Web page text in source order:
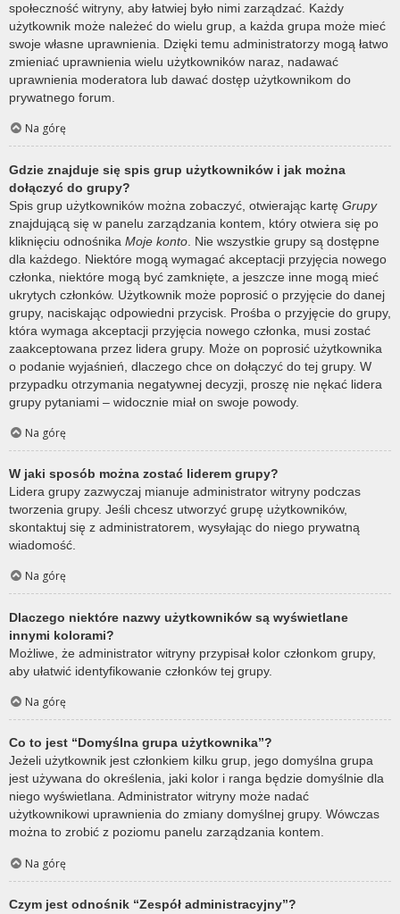
społeczność witryny, aby łatwiej było nimi zarządzać. Każdy
użytkownik może należeć do wielu grup, a każda grupa może mieć
swoje własne uprawnienia. Dzięki temu administratorzy mogą łatwo
zmieniać uprawnienia wielu użytkowników naraz, nadawać
uprawnienia moderatora lub dawać dostęp użytkownikom do
prywatnego forum.
Na górę
Gdzie znajduje się spis grup użytkowników i jak można
dołączyć do grupy?
Spis grup użytkowników można zobaczyć, otwierając kartę Grupy
znajdującą się w panelu zarządzania kontem, który otwiera się po
kliknięciu odnośnika Moje konto . Nie wszystkie grupy są dostępne
dla każdego. Niektóre mogą wymagać akceptacji przyjęcia nowego
członka, niektóre mogą być zamknięte, a jeszcze inne mogą mieć
ukrytych członków. Użytkownik może poprosić o przyjęcie do danej
grupy, naciskając odpowiedni przycisk. Prośba o przyjęcie do grupy,
która wymaga akceptacji przyjęcia nowego członka, musi zostać
zaakceptowana przez lidera grupy. Może on poprosić użytkownika
o podanie wyjaśnień, dlaczego chce on dołączyć do tej grupy. W
przypadku otrzymania negatywnej decyzji, proszę nie nękać lidera
grupy pytaniami – widocznie miał on swoje powody.
Na górę
W jaki sposób można zostać liderem grupy?
Lidera grupy zazwyczaj mianuje administrator witryny podczas
tworzenia grupy. Jeśli chcesz utworzyć grupę użytkowników,
skontaktuj się z administratorem, wysyłając do niego prywatną
wiadomość.
Na górę
Dlaczego niektóre nazwy użytkowników są wyświetlane
innymi kolorami?
Możliwe, że administrator witryny przypisał kolor członkom grupy,
aby ułatwić identyfikowanie członków tej grupy.
Na górę
Co to jest “Domyślna grupa użytkownika”?
Jeżeli użytkownik jest członkiem kilku grup, jego domyślna grupa
jest używana do określenia, jaki kolor i ranga będzie domyślnie dla
niego wyświetlana. Administrator witryny może nadać
użytkownikowi uprawnienia do zmiany domyślnej grupy. Wówczas
można to zrobić z poziomu panelu zarządzania kontem.
Na górę
Czym jest odnośnik “Zespół administracyjny”?